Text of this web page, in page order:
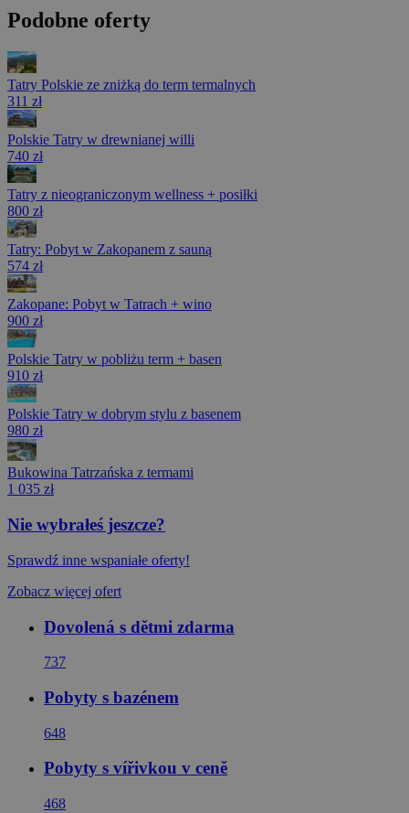
Podobne oferty
Tatry Polskie ze zniżką do term termalnych
311 zł
Polskie Tatry w drewnianej willi
740 zł
Tatry z nieograniczonym wellness + posiłki
800 zł
Tatry: Pobyt w Zakopanem z sauną
574 zł
Zakopane: Pobyt w Tatrach + wino
900 zł
Polskie Tatry w pobliżu term + basen
910 zł
Polskie Tatry w dobrym stylu z basenem
980 zł
Bukowina Tatrzańska z termami
1 035 zł
Nie wybrałeś jeszcze?
Sprawdź inne wspaniałe oferty!
Zobacz więcej ofert
Dovolená s dětmi zdarma
737
Pobyty s bazénem
648
Pobyty s vířivkou v ceně
468